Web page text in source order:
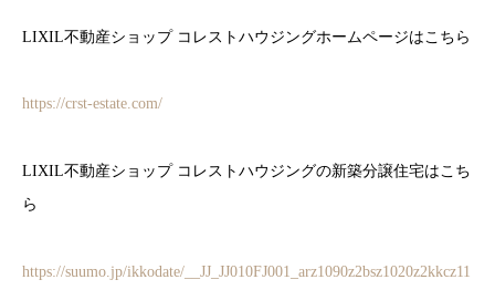
LIXIL不動産ショップ コレストハウジングホームページはこちら
https://crst-estate.com/
LIXIL不動産ショップ コレストハウジングの新築分譲住宅はこち
ら
https://suumo.jp/ikkodate/__JJ_JJ010FJ001_arz1090z2bsz1020z2kkcz11